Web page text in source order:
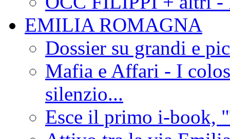
EMILIA ROMAGNA
Dossier su grandi e
Mafia e Affari - I
silenzio...
Esce il primo i-book,